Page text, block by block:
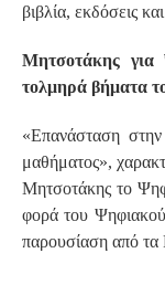
βιβλία, εκδόσεις
Μητσοτάκης για
τολμηρά βήματα
«Επανάσταση
μαθήματος»,
Μητσοτάκης το
φορά του
παρουσίαση από τα